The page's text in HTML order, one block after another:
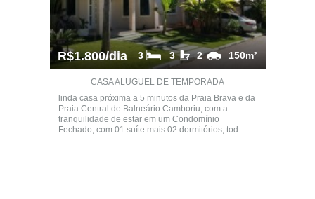
R$1.800/dia 150m²
2
3
3
CASA ALUGUEL DE TEMPORADA
linda casa próxima a 5 minutos da Praia Brava e da
Praia Central de Balneário Camboriu, com a
tranquilidade de estar em um Condomínio
Fechado, com 01 suíte mais 02 dormitórios, tod...